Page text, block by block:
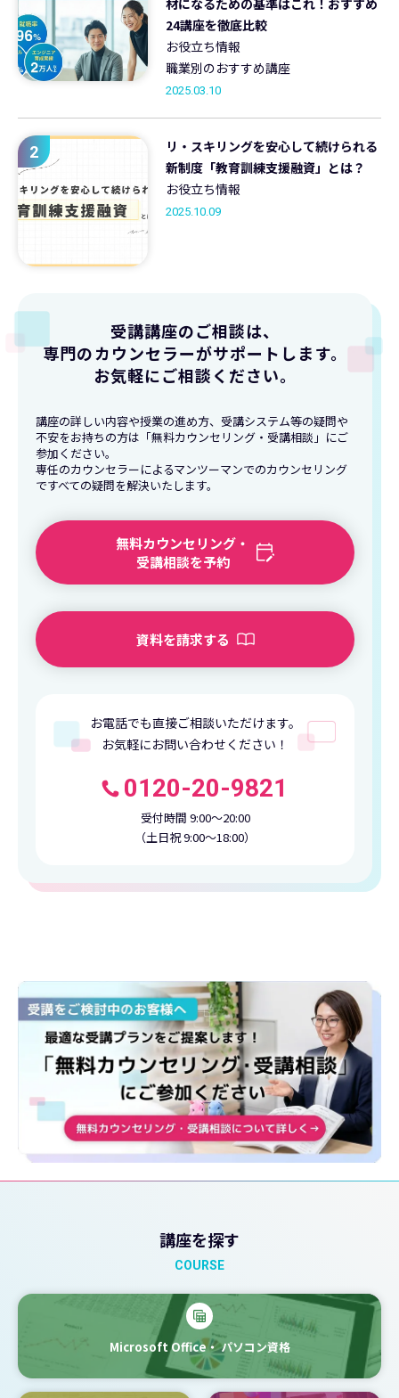
材になるための基準はこれ！おすすめ
24講座を徹底比較
お役立ち情報
職業別のおすすめ講座
2025.03.10
2
リ・スキリングを安心して続けられる
新制度「教育訓練支援融資」とは？
お役立ち情報
2025.10.09
受講講座のご相談は、
専門のカウンセラーがサポートします。
お気軽にご相談ください。
講座の詳しい内容や授業の進め方、受講システム等の疑問や
不安をお持ちの方は「無料カウンセリング・受講相談」にご
参加ください。
専任のカウンセラーによるマンツーマンでのカウンセリング
ですべての疑問を解決いたします。
無料カウンセリング・
受講相談を予約
資料を請求する
お電話でも直接ご相談いただけます。
お気軽にお問い合わせください！
0120-20-9821
受付時間 9:00〜20:00
（土日祝 9:00〜18:00）
講座を探す
COURSE
Microsoft Office・パソコン資格